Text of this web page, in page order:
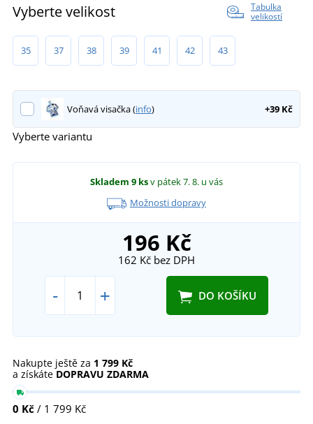
Vyberte velikost
Tabulka
velikostí
35 37 38 39 41 42 43
Voňavá visačka (info) +39 Kč
Vyberte variantu
Skladem 9 ksv pátek 7. 8. u vás
Možnosti dopravy
196 Kč
162 Kč bez DPH
- + DO KOŠÍKU
Nakupte ještě za 1 799 Kč
a získáte DOPRAVU ZDARMA
0 Kč / 1 799 Kč